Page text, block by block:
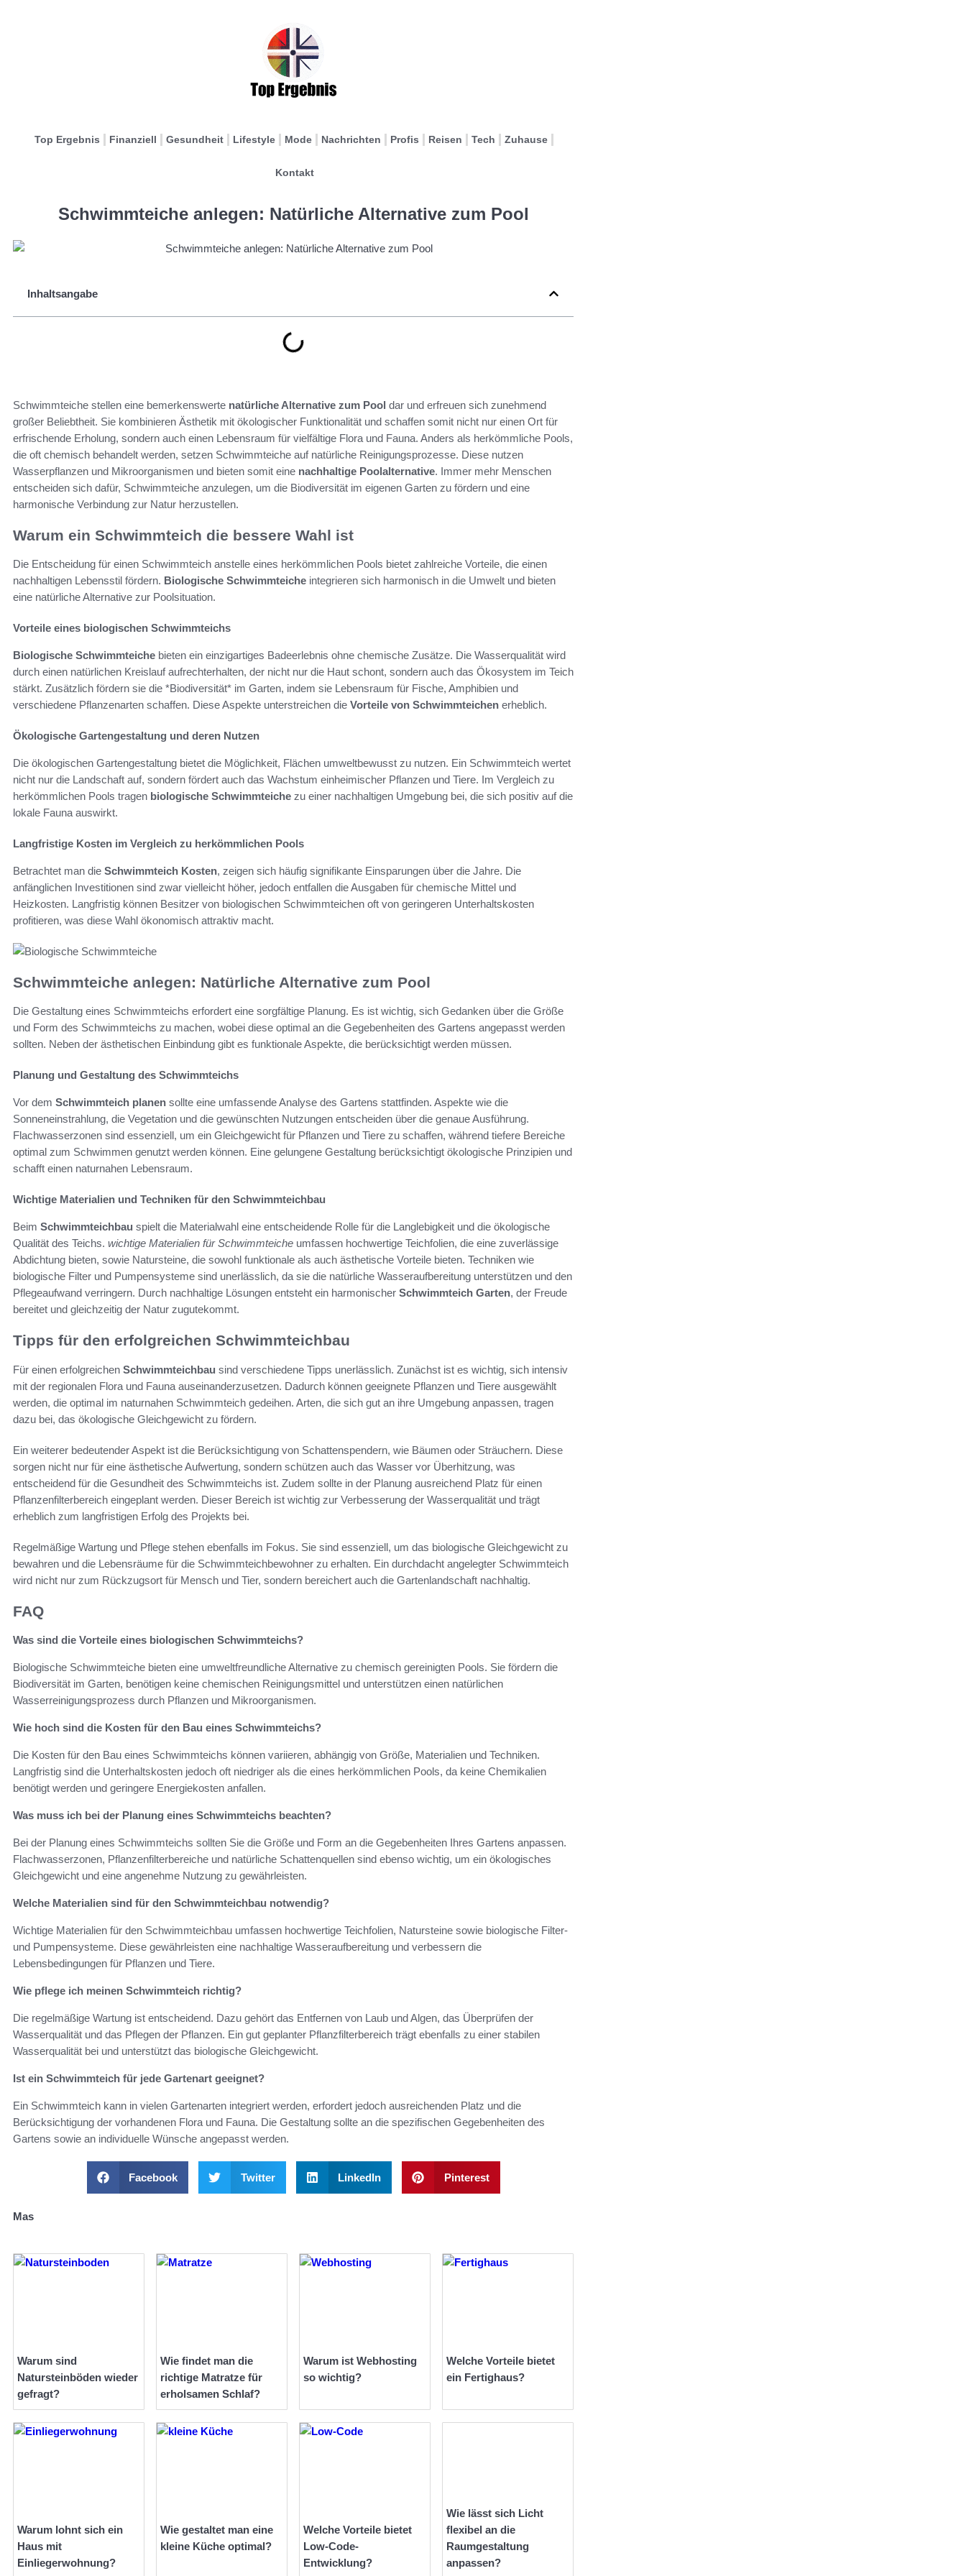
Top Ergebnis Finanziell Gesundheit Lifestyle Mode Nachrichten Profis Reisen Tech Zuhause
Kontakt
Schwimmteiche anlegen: Natürliche Alternative zum Pool
Inhaltsangabe
Schwimmteiche stellen eine bemerkenswerte natürliche Alternative zum Pool dar und erfreuen sich zunehmend
großer Beliebtheit. Sie kombinieren Ästhetik mit ökologischer Funktionalität und schaffen somit nicht nur einen Ort für
erfrischende Erholung, sondern auch einen Lebensraum für vielfältige Flora und Fauna. Anders als herkömmliche Pools,
die oft chemisch behandelt werden, setzen Schwimmteiche auf natürliche Reinigungsprozesse. Diese nutzen
Wasserpflanzen und Mikroorganismen und bieten somit eine nachhaltige Poolalternative. Immer mehr Menschen
entscheiden sich dafür, Schwimmteiche anzulegen, um die Biodiversität im eigenen Garten zu fördern und eine
harmonische Verbindung zur Natur herzustellen.
Warum ein Schwimmteich die bessere Wahl ist
Die Entscheidung für einen Schwimmteich anstelle eines herkömmlichen Pools bietet zahlreiche Vorteile, die einen
nachhaltigen Lebensstil fördern. Biologische Schwimmteiche integrieren sich harmonisch in die Umwelt und bieten
eine natürliche Alternative zur Poolsituation.
Vorteile eines biologischen Schwimmteichs
Biologische Schwimmteiche bieten ein einzigartiges Badeerlebnis ohne chemische Zusätze. Die Wasserqualität wird
durch einen natürlichen Kreislauf aufrechterhalten, der nicht nur die Haut schont, sondern auch das Ökosystem im Teich
stärkt. Zusätzlich fördern sie die *Biodiversität* im Garten, indem sie Lebensraum für Fische, Amphibien und
verschiedene Pflanzenarten schaffen. Diese Aspekte unterstreichen die Vorteile von Schwimmteichen erheblich.
Ökologische Gartengestaltung und deren Nutzen
Die ökologischen Gartengestaltung bietet die Möglichkeit, Flächen umweltbewusst zu nutzen. Ein Schwimmteich wertet
nicht nur die Landschaft auf, sondern fördert auch das Wachstum einheimischer Pflanzen und Tiere. Im Vergleich zu
herkömmlichen Pools tragen biologische Schwimmteiche zu einer nachhaltigen Umgebung bei, die sich positiv auf die
lokale Fauna auswirkt.
Langfristige Kosten im Vergleich zu herkömmlichen Pools
Betrachtet man die Schwimmteich Kosten, zeigen sich häufig signifikante Einsparungen über die Jahre. Die
anfänglichen Investitionen sind zwar vielleicht höher, jedoch entfallen die Ausgaben für chemische Mittel und
Heizkosten. Langfristig können Besitzer von biologischen Schwimmteichen oft von geringeren Unterhaltskosten
profitieren, was diese Wahl ökonomisch attraktiv macht.
Schwimmteiche anlegen: Natürliche Alternative zum Pool
Die Gestaltung eines Schwimmteichs erfordert eine sorgfältige Planung. Es ist wichtig, sich Gedanken über die Größe
und Form des Schwimmteichs zu machen, wobei diese optimal an die Gegebenheiten des Gartens angepasst werden
sollten. Neben der ästhetischen Einbindung gibt es funktionale Aspekte, die berücksichtigt werden müssen.
Planung und Gestaltung des Schwimmteichs
Vor dem Schwimmteich planen sollte eine umfassende Analyse des Gartens stattfinden. Aspekte wie die
Sonneneinstrahlung, die Vegetation und die gewünschten Nutzungen entscheiden über die genaue Ausführung.
Flachwasserzonen sind essenziell, um ein Gleichgewicht für Pflanzen und Tiere zu schaffen, während tiefere Bereiche
optimal zum Schwimmen genutzt werden können. Eine gelungene Gestaltung berücksichtigt ökologische Prinzipien und
schafft einen naturnahen Lebensraum.
Wichtige Materialien und Techniken für den Schwimmteichbau
Beim Schwimmteichbau spielt die Materialwahl eine entscheidende Rolle für die Langlebigkeit und die ökologische
Qualität des Teichs. wichtige Materialien für Schwimmteiche umfassen hochwertige Teichfolien, die eine zuverlässige
Abdichtung bieten, sowie Natursteine, die sowohl funktionale als auch ästhetische Vorteile bieten. Techniken wie
biologische Filter und Pumpensysteme sind unerlässlich, da sie die natürliche Wasseraufbereitung unterstützen und den
Pflegeaufwand verringern. Durch nachhaltige Lösungen entsteht ein harmonischer Schwimmteich Garten, der Freude
bereitet und gleichzeitig der Natur zugutekommt.
Tipps für den erfolgreichen Schwimmteichbau
Für einen erfolgreichen Schwimmteichbau sind verschiedene Tipps unerlässlich. Zunächst ist es wichtig, sich intensiv
mit der regionalen Flora und Fauna auseinanderzusetzen. Dadurch können geeignete Pflanzen und Tiere ausgewählt
werden, die optimal im naturnahen Schwimmteich gedeihen. Arten, die sich gut an ihre Umgebung anpassen, tragen
dazu bei, das ökologische Gleichgewicht zu fördern.
Ein weiterer bedeutender Aspekt ist die Berücksichtigung von Schattenspendern, wie Bäumen oder Sträuchern. Diese
sorgen nicht nur für eine ästhetische Aufwertung, sondern schützen auch das Wasser vor Überhitzung, was
entscheidend für die Gesundheit des Schwimmteichs ist. Zudem sollte in der Planung ausreichend Platz für einen
Pflanzenfilterbereich eingeplant werden. Dieser Bereich ist wichtig zur Verbesserung der Wasserqualität und trägt
erheblich zum langfristigen Erfolg des Projekts bei.
Regelmäßige Wartung und Pflege stehen ebenfalls im Fokus. Sie sind essenziell, um das biologische Gleichgewicht zu
bewahren und die Lebensräume für die Schwimmteichbewohner zu erhalten. Ein durchdacht angelegter Schwimmteich
wird nicht nur zum Rückzugsort für Mensch und Tier, sondern bereichert auch die Gartenlandschaft nachhaltig.
FAQ
Was sind die Vorteile eines biologischen Schwimmteichs?
Biologische Schwimmteiche bieten eine umweltfreundliche Alternative zu chemisch gereinigten Pools. Sie fördern die
Biodiversität im Garten, benötigen keine chemischen Reinigungsmittel und unterstützen einen natürlichen
Wasserreinigungsprozess durch Pflanzen und Mikroorganismen.
Wie hoch sind die Kosten für den Bau eines Schwimmteichs?
Die Kosten für den Bau eines Schwimmteichs können variieren, abhängig von Größe, Materialien und Techniken.
Langfristig sind die Unterhaltskosten jedoch oft niedriger als die eines herkömmlichen Pools, da keine Chemikalien
benötigt werden und geringere Energiekosten anfallen.
Was muss ich bei der Planung eines Schwimmteichs beachten?
Bei der Planung eines Schwimmteichs sollten Sie die Größe und Form an die Gegebenheiten Ihres Gartens anpassen.
Flachwasserzonen, Pflanzenfilterbereiche und natürliche Schattenquellen sind ebenso wichtig, um ein ökologisches
Gleichgewicht und eine angenehme Nutzung zu gewährleisten.
Welche Materialien sind für den Schwimmteichbau notwendig?
Wichtige Materialien für den Schwimmteichbau umfassen hochwertige Teichfolien, Natursteine sowie biologische Filter-
und Pumpensysteme. Diese gewährleisten eine nachhaltige Wasseraufbereitung und verbessern die
Lebensbedingungen für Pflanzen und Tiere.
Wie pflege ich meinen Schwimmteich richtig?
Die regelmäßige Wartung ist entscheidend. Dazu gehört das Entfernen von Laub und Algen, das Überprüfen der
Wasserqualität und das Pflegen der Pflanzen. Ein gut geplanter Pflanzfilterbereich trägt ebenfalls zu einer stabilen
Wasserqualität bei und unterstützt das biologische Gleichgewicht.
Ist ein Schwimmteich für jede Gartenart geeignet?
Ein Schwimmteich kann in vielen Gartenarten integriert werden, erfordert jedoch ausreichenden Platz und die
Berücksichtigung der vorhandenen Flora und Fauna. Die Gestaltung sollte an die spezifischen Gegebenheiten des
Gartens sowie an individuelle Wünsche angepasst werden.
Facebook Twitter LinkedIn Pinterest
Mas
Warum sind
Natursteinböden wieder
gefragt?
Wie findet man die
richtige Matratze für
erholsamen Schlaf?
Warum ist Webhosting
so wichtig?
Welche Vorteile bietet
ein Fertighaus?
Warum lohnt sich ein
Haus mit
Einliegerwohnung?
Wie gestaltet man eine
kleine Küche optimal?
Welche Vorteile bietet
Low-Code-
Entwicklung?
Wie lässt sich Licht
flexibel an die
Raumgestaltung
anpassen?